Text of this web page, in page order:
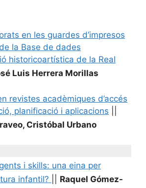
en les guardes d’impresos
la Base de dades
historicoartística de la Real
Luis Herrera Morillas
revistes acadèmiques d’accés
planificació i aplicacions
Cristóbal Urbano
i skills: una eina per
infantil?
Raquel Gómez-